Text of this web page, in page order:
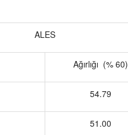
ALES
Ağırlığı (% 60)
54.79
51.00